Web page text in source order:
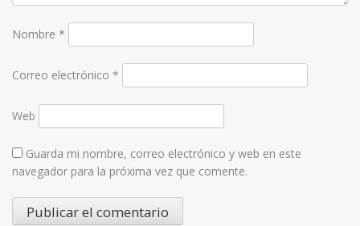
Nombre *
Correo electrónico *
Web
Guarda mi nombre, correo electrónico y web en este
navegador para la próxima vez que comente.